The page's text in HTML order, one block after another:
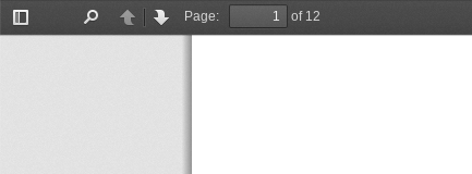
Toggle
PreviousNext
Page:
of 12